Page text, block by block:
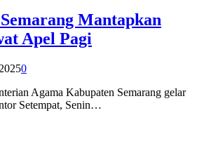
Mantapkan
Apel Pagi
0
Agama Kabupaten Semarang gelar
Setempat, Senin…